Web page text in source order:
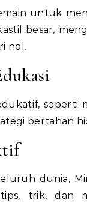
untuk
besar,
nol.
seperti
bertahan
dunia,
trik, dan